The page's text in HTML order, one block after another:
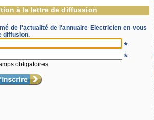
à la lettre de diffussion
de l'actualité de l'annuaire Electricien en vous
diffusion.
obligatoires